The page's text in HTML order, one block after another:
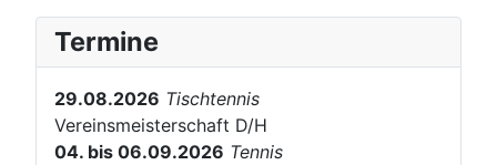
Termine
29.08.2026 Tischtennis
Vereinsmeisterschaft D/H
04. bis 06.09.2026 Tennis